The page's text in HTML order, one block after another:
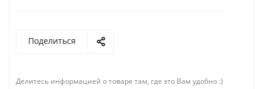
Поделиться
Делитесь информацией о товаре там, где это Вам удобно :)